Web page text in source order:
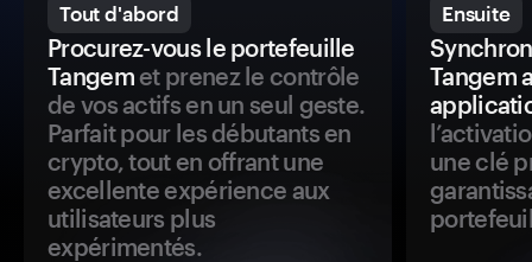
Tout d'abord
Procurez-vous le portefeuille
Tangemet prenez le contrôle
de vos actifs en un seul geste.
Parfait pour les débutants en
crypto, tout en offrant une
excellente expérience aux
utilisateurs plus
expérimentés.
Ensuite
Tangem
une clé